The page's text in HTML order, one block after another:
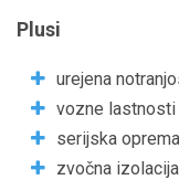
Plusi
urejena
vozne lastnosti
serijska oprema
zvočna izolacija